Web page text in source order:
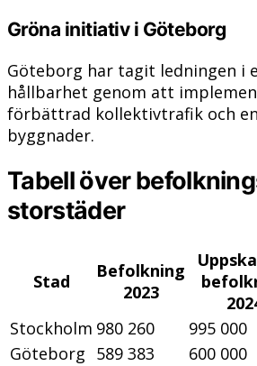
Gröna initiativ i Göteborg
Göteborg har tagit ledningen i
hållbarhet genom att
förbättrad kollektivtrafik och
byggnader.
Tabell över
storstäder
Stad
Befolkning
2023
Stockholm 980 260 995 000
Göteborg 589 383 600 000